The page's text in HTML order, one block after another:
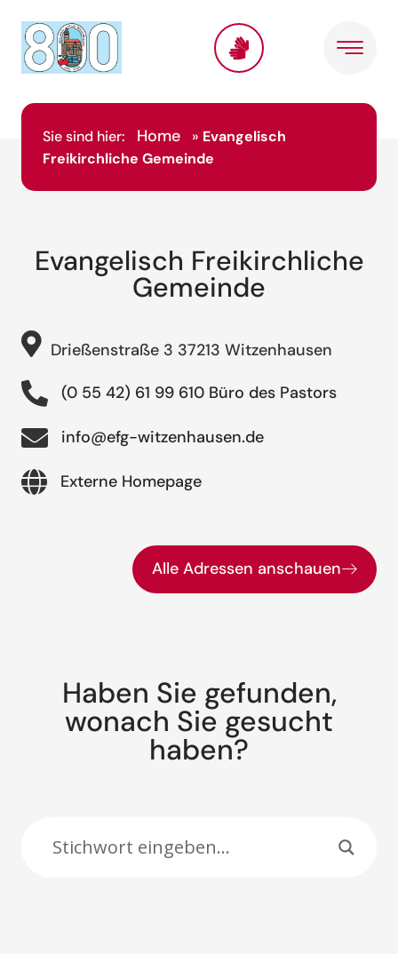
Sie sind hier: Home » Evangelisch
Freikirchliche Gemeinde
Evangelisch Freikirchliche
Gemeinde
Drießenstraße 3 37213 Witzenhausen
(0 55 42) 61 99 610 Büro des Pastors
info@efg-witzenhausen.de
Externe Homepage
Alle Adressen anschauen
Haben Sie gefunden,
wonach Sie gesucht
haben?